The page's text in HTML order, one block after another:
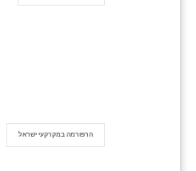
הרפורמה במקרקעי ישראל